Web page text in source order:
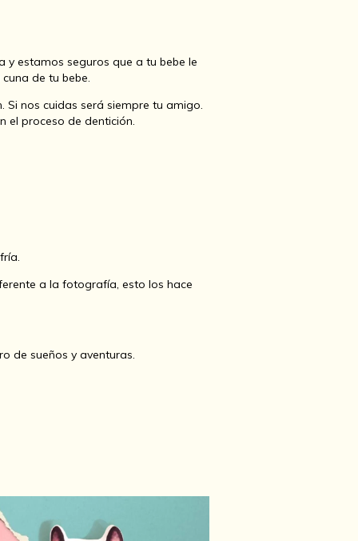
estamos seguros que a tu bebe le
de tu bebe.
nos cuidas será siempre tu amigo.
el proceso de dentición.
a la fotografía, esto los hace
de sueños y aventuras.